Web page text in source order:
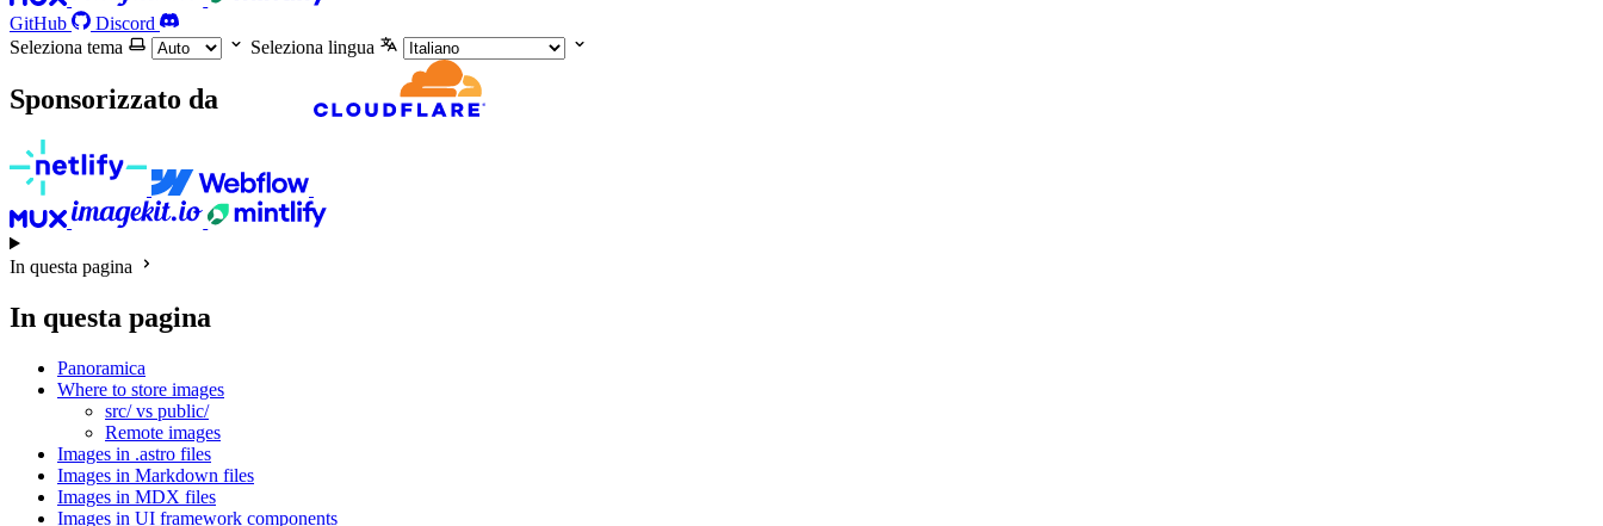
GitHub
Discord
Seleziona tema
Seleziona lingua
Sponsorizzato da
In questa pagina
In questa pagina
Panoramica
Where to store images
src/ vs public/
Remote images
Images in .astro files
Images in Markdown files
Images in MDX files
Images in UI framework components